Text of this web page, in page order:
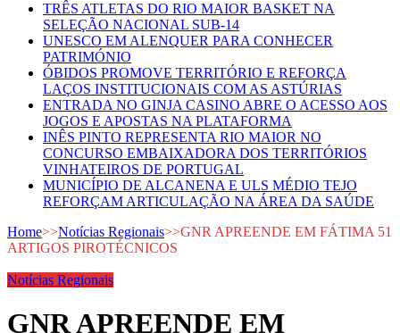
TRÊS ATLETAS DO RIO MAIOR BASKET NA
SELEÇÃO NACIONAL SUB-14
UNESCO EM ALENQUER PARA CONHECER
PATRIMÓNIO
ÓBIDOS PROMOVE TERRITÓRIO E REFORÇA
LAÇOS INSTITUCIONAIS COM AS ASTÚRIAS
ENTRADA NO GINJA CASINO ABRE O ACESSO AOS
JOGOS E APOSTAS NA PLATAFORMA
INÊS PINTO REPRESENTA RIO MAIOR NO
CONCURSO EMBAIXADORA DOS TERRITÓRIOS
VINHATEIROS DE PORTUGAL
MUNICÍPIO DE ALCANENA E ULS MÉDIO TEJO
REFORÇAM ARTICULAÇÃO NA ÁREA DA SAÚDE
Home>>Notícias Regionais>>GNR APREENDE EM FÁTIMA 51
ARTIGOS PIROTÉCNICOS
Notícias Regionais
GNR APREENDE EM